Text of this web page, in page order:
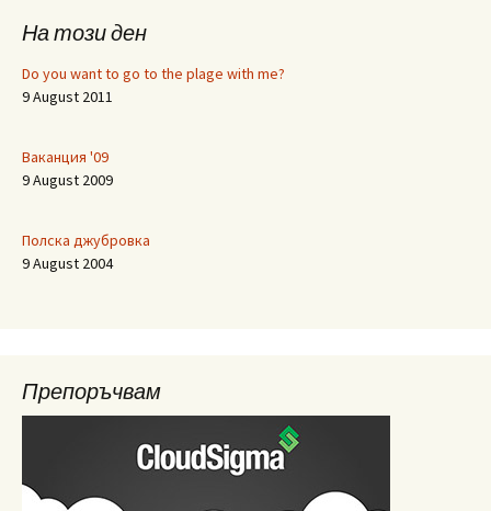
На този ден
Do you want to go to the plage with me?
9 August 2011
Ваканция '09
9 August 2009
Полска джубровка
9 August 2004
Препоръчвам